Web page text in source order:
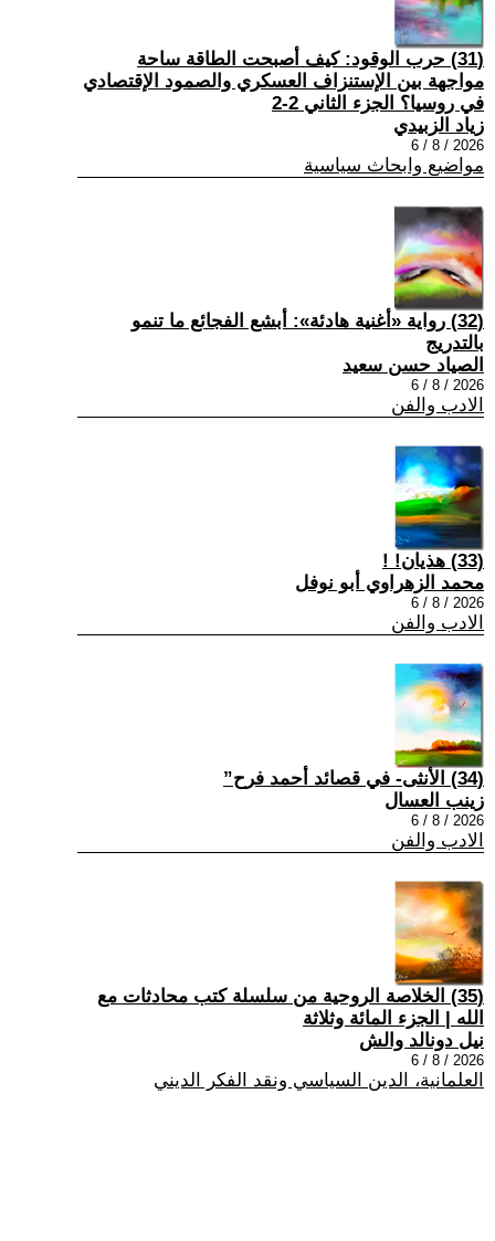
(31) حرب الوقود: كيف أصبحت الطاقة ساحة
مواجهة بين الإستنزاف العسكري والصمود الإقتصادي
في روسيا؟ الجزء الثاني 2-2
زياد الزبيدي
2026 / 8 / 6
مواضيع وابحاث سياسية
(32) رواية «أغنية هادئة»: أبشع الفجائع ما تنمو
بالتدريج
الصياد حسن سعيد
2026 / 8 / 6
الادب والفن
(33) هذيان! !
محمد الزهراوي أبو نوفل
2026 / 8 / 6
الادب والفن
(34) الأنثى- في قصائد أحمد فرح”
زينب العسال
2026 / 8 / 6
الادب والفن
(35) الخلاصة الروحية من سلسلة كتب محادثات مع
الله | الجزء المائة وثلاثة
نيل دونالد والش
2026 / 8 / 6
العلمانية، الدين السياسي ونقد الفكر الديني